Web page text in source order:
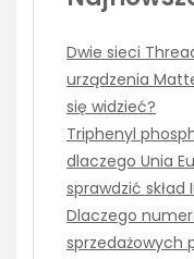
Dwie sieci
urządzenia
się widzieć?
Triphenyl
dlaczego Unia
sprawdzić skład
Dlaczego
sprzedażowych